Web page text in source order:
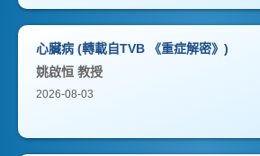
心臟病 (轉載自TVB 《重症解密》)
姚啟恒 教授
2026-08-03